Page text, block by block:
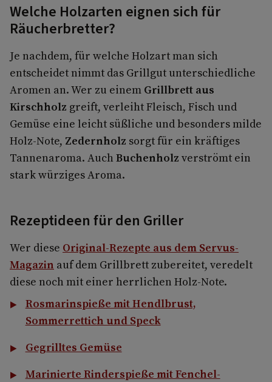
Welche Holzarten eignen sich für
Räucherbretter?
Je nachdem, für welche Holzart man sich
entscheidet nimmt das Grillgut unterschiedliche
Aromen an. Wer zu einem Grillbrett aus
Kirschholz greift, verleiht Fleisch, Fisch und
Gemüse eine leicht süßliche und besonders milde
Holz-Note, Zedernholz sorgt für ein kräftiges
Tannenaroma. Auch Buchenholz verströmt ein
stark würziges Aroma.
Rezeptideen für den Griller
Wer diese Original-Rezepte aus dem Servus-
Magazin auf dem Grillbrett zubereitet, veredelt
diese noch mit einer herrlichen Holz-Note.
Rosmarinspieße mit Hendlbrust,
Sommerrettich und Speck
Gegrilltes Gemüse
Marinierte Rinderspieße mit Fenchel-